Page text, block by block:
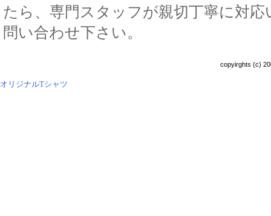
たら、専門スタッフが親切丁寧に対
問い合わせ下さい。
copyirghts (c)
オリジナルTシャツ